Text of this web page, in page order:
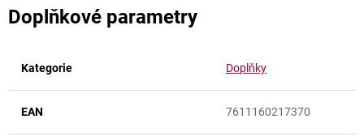
Doplňkové parametry
Kategorie Doplňky
EAN 7611160217370